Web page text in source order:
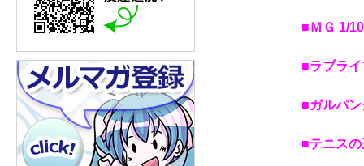
■ＭＧ 1/
■ラブラ
■ガルパ
■テニス